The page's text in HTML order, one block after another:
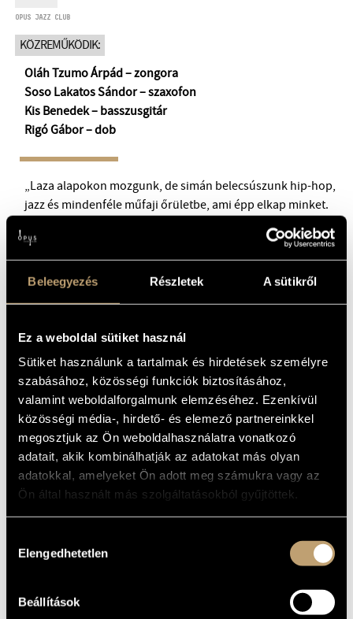
Beleegyezés Részletek A sütikről
Ez a weboldal sütiket használ
Sütiket használunk a tartalmak és hirdetések személyre
szabásához, közösségi funkciók biztosításához,
valamint weboldalforgalmunk elemzéséhez. Ezenkívül
közösségi média-, hirdető- és elemező partnereinkkel
megosztjuk az Ön weboldalhasználatra vonatkozó
adatait, akik kombinálhatják az adatokat más olyan
adatokkal, amelyeket Ön adott meg számukra vagy az
Ön által használt más szolgáltatásokból gyűjtöttek.
kiválasztása
Elengedhetetlen
Beállítások
BMC HÁZ
OPUS JAZZ CLUB
BMC RECORDS
ZENEI INFORMÁCIÓS KÖZPONT ÉS KÖNYVTÁR
BMC NEMZETKÖZI CIMBALOMVERSENY 2019
OPUS JAZZ CLUB
KÖZREMŰKÖDIK:
Oláh Tzumo Árpád – zongora
Soso Lakatos Sándor – szaxofon
Kis Benedek – basszusgitár
Rigó Gábor – dob
„Laza alapokon mozgunk, de simán belecsúszunk hip-hop,
jazz és mindenféle műfaji őrületbe, ami épp elkap minket.
Kísérletezünk, keverünk, bontunk – nálunk nincs szabály,
csak groove és energia” – vallja magáról a nemrég alakult
Horror Monkeyz kvartett, amely 2026 májusában lép fel
első ízben a nyilvánosság előtt. A formációt a magyar jazz
fiatal és középgenerációjának kiemelkedő zenészei: Soso
Gábor alkotják, akik ebben az új zenekarban a jazz, a fúziós
és a kortárs zene ötvözésével vállalkoznak intenzív,
dinamikus hangzásvilág megteremtésére.
Jegyek 3900 forintos áron kaphatók a helyszínen,
bmc.jegy.hu